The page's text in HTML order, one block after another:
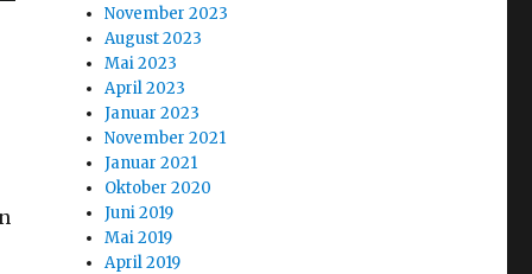
November 2023
August 2023
Mai 2023
April 2023
Januar 2023
November 2021
Januar 2021
Oktober 2020
Juni 2019
Mai 2019
April 2019